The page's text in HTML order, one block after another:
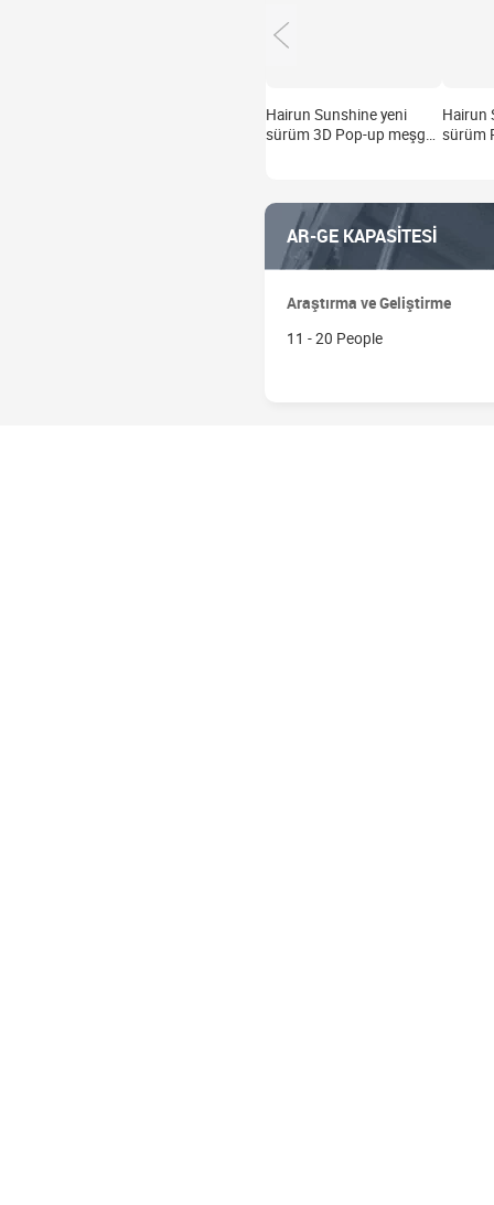
Hairun Sunshine yeni
sürüm 3D Pop-up meşgul
çocuklar için özel
Hairun
sürüm
AR-GE KAPASİTESİ
Araştırma ve Geliştirme
11 - 20 People